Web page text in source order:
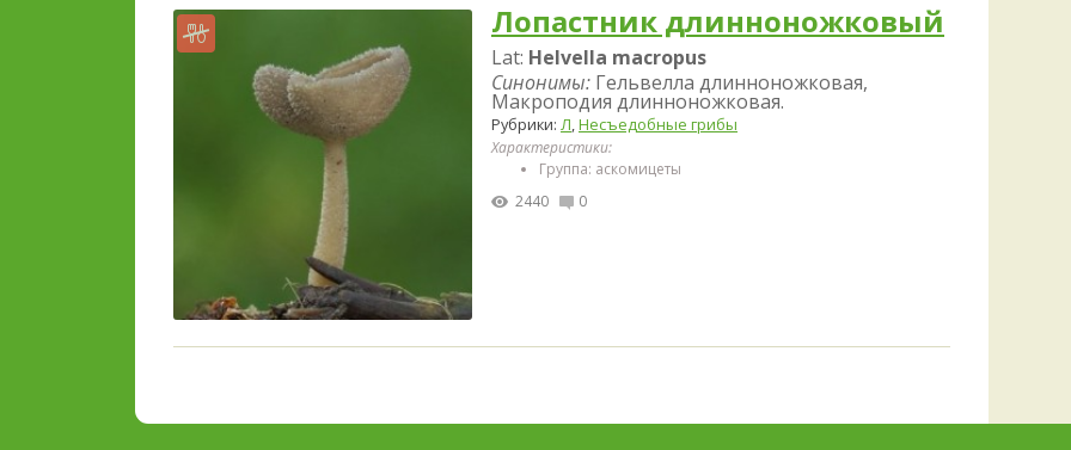
Лопастник длинноножковый
Lat: Helvella macropus
Синонимы: Гельвелла длинноножковая,
Макроподия длинноножковая.
Рубрики: Л,Несъедобные грибы
Характеристики:
Группа: аскомицеты
2440
0